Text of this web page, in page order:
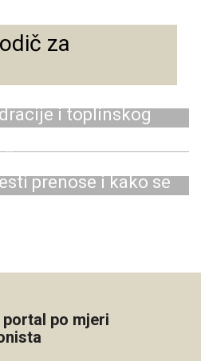
za
i toplinskog
od sunca
prenose i kako se
po mjeri